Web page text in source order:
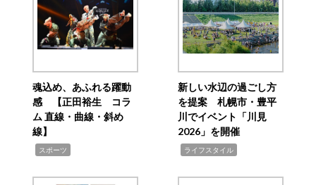
魂込め、あふれる躍動
感 【正田裕生 コラ
ム 直線・曲線・斜め
線】
スポーツ
新しい水辺の過ごし方
を提案 札幌市・豊平
川でイベント「川見
2026」を開催
ライフスタイル